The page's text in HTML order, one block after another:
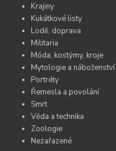
Krajiny
Kukátkové listy
Lodě, doprava
Militaria
Móda, kostýmy, kroje
Mytologie a náboženství
Portréty
Řemesla a povolání
Smrt
Věda a technika
Zoologie
Nezařazené